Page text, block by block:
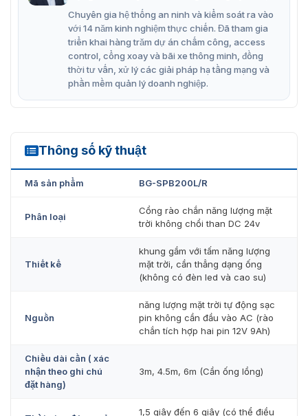
Một số đặc điểm nổi bật của cổng
barrier BG-SPB200L/R
Barrier tự động ZKTeco BG-SPB200L/R có thể tính linh
hoạt cao bởi không cần sử dụng năng lượng mặt trời.
Thiết bị có thể di chuyển cũng như lắp đặt hết sức dễ
Tốc độ mở đóng nhanh từ 1.5s – 6s
Rào chắn có nhiều lựa chọn về độ dài.
Vật liệu vỏ khung thép không gỉ phủ sơn tĩnh điện
Điều khiển tự động, có thể kết nối với các hệ thống
kiểm soát ra vào.
Tích hợp đa dạng các tính năng như điều khiển từ xa,
Trang bị bảng điều khiển có thể lập trình và động cơ
VietnamSmart – đơn vị cung cấp barier
Chuyên gia hệ thống an ninh và kiểm soát ra vào
với 14 năm kinh nghiệm thực chiến. Đã tham gia
triển khai hàng trăm dự án chấm công, access
control, cổng xoay và bãi xe thông minh, đồng
thời tư vấn, xử lý các giải pháp hạ tầng mạng và
phần mềm quản lý doanh nghiệp.
Thông số kỹ thuật
BG-SPB200L/R
Mã sản phẩm BG-SPB200L/R
Phân loại
Cổng rào chắn năng lượng mặt
trời không chổi than DC 24v
Thiết kế
khung gầm với tấm năng lượng
mặt trời, cần thẳng dạng ống
(không có đèn led và cao su)
Nguồn
năng lượng mặt trời tự động sạc
pin không cần đầu vào AC (rào
chắn tích hợp hai pin 12V 9Ah)
Chiều dài cần ( xác
nhận theo ghi chú
đặt hàng)
3m, 4.5m, 6m (Cần ống lồng)
1,5 giây đến 6 giây (có thể điều